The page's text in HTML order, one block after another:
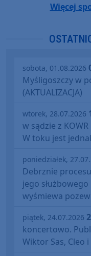
Więcej
sobota, 01.08.2026
Myśligoszczy w
(AKTUALIZACJA)
wtorek, 28.07.2026
w sądzie z
W toku jest
poniedziałek,
Debrznie
jego
wyśmiewa pozew
piątek, 24.07.2026
koncertowo.
Wiktor Sas, Cleo